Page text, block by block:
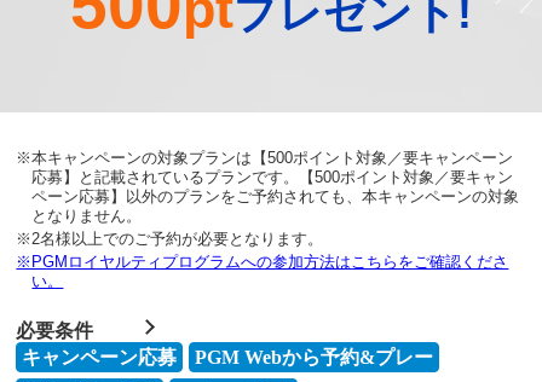
プレゼント!
※本キャンペーンの対象プランは【500ポイント対象／要キャンペーン
応募】と記載されているプランです。
【500ポイント対象／要キャン
ペーン応募】以外のプランをご予約されても、本キャンペーンの対象
となりません。
※2名様以上でのご予約が必要となります。
※PGMロイヤルティプログラムへの参加方法はこちらをご確認くださ
い。
必要条件
キャンペーン応募
PGM Webから予約&プレー